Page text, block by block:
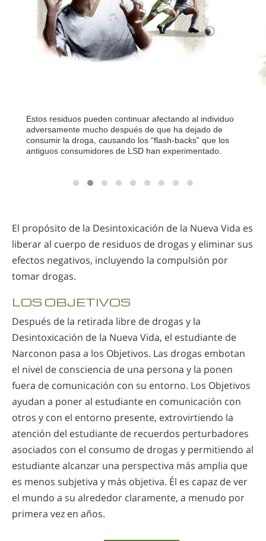
Estos residuos pueden continuar afectando al individuo
adversamente mucho después de que ha dejado de
consumir la droga, causando los “flash-backs” que los
antiguos consumidores de LSD han experimentado.
El propósito de la Desintoxicación de la Nueva Vida es
liberar al cuerpo de residuos de drogas y eliminar sus
efectos negativos, incluyendo la compulsión por
tomar drogas.
LOS OBJETIVOS
Después de la retirada libre de drogas y la
Desintoxicación de la Nueva Vida, el estudiante de
Narconon pasa a los Objetivos. Las drogas embotan
el nivel de consciencia de una persona y la ponen
fuera de comunicación con su entorno. Los Objetivos
ayudan a poner al estudiante en comunicación con
otros y con el entorno presente, extrovirtiendo la
atención del estudiante de recuerdos perturbadores
asociados con el consumo de drogas y permitiendo al
estudiante alcanzar una perspectiva más amplia que
es menos subjetiva y más objetiva. Él es capaz de ver
el mundo a su alrededor claramente, a menudo por
primera vez en años.